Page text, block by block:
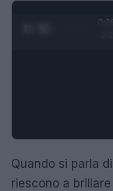
Quando si parla
riescono a